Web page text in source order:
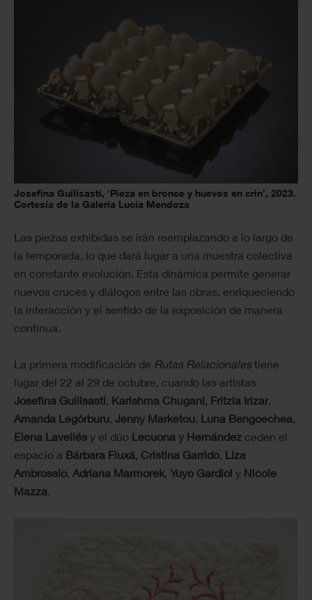
Josefina Guilisasti, ‘Pieza en bronce y huevos en crin’, 2023.
Cortesía de la Galería Lucía Mendoza
Las piezas exhibidas se irán reemplazando a lo largo de
la temporada, lo que dará lugar a una muestra colectiva
en constante evolución. Esta dinámica permite generar
nuevos cruces y diálogos entre las obras, enriqueciendo
la interacción y el sentido de la exposición de manera
continua.
La primera modificación de Rutas Relacionalestiene
lugar del 22 al 29 de octubre, cuando las artistas
Josefina Guilisasti Karishma Chugani Fritzia Irizar,
Amanda Legórburu Jenny Marketou Luna Bengoechea
Elena Lavellés y el dúo Lecuona y Hernández ceden el
espacio a Bárbara Fluxá Cristina Garrido Liza
Ambrossio Adriana Marmorek, Yuyo Gardiol y Nicole
Mazza